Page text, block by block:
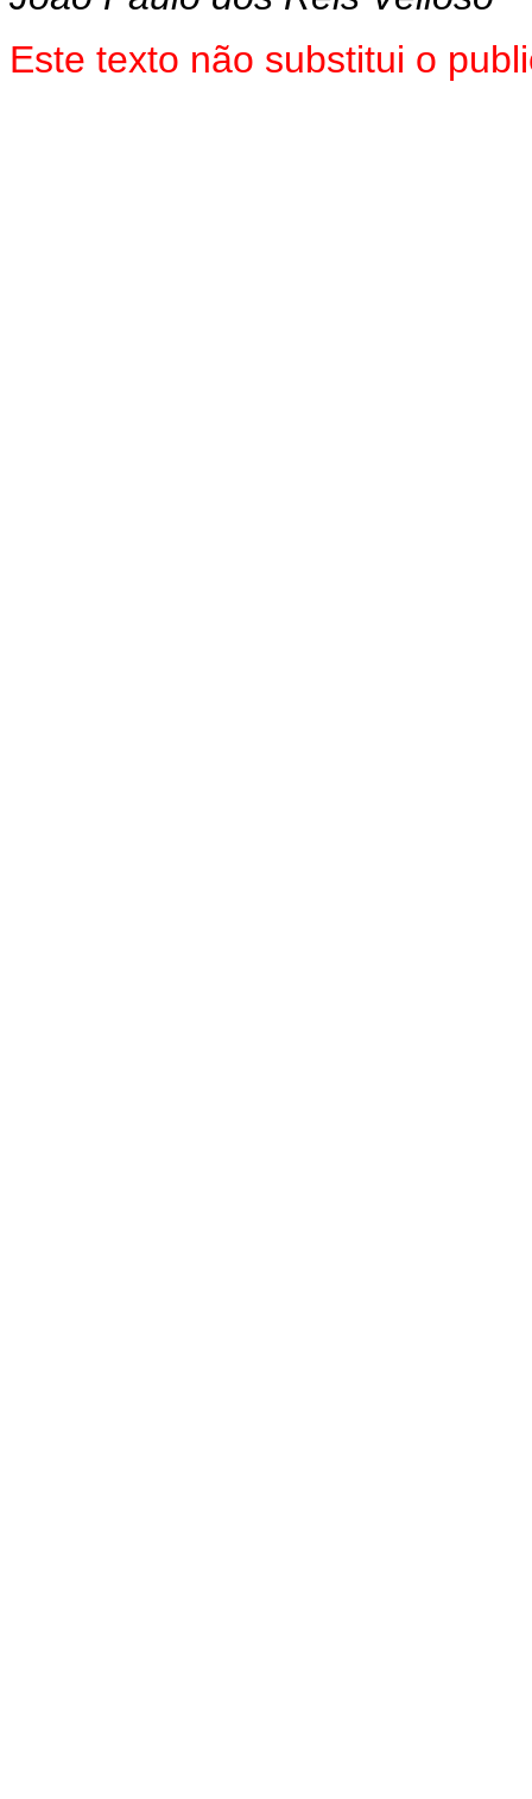
Este texto não substitui o